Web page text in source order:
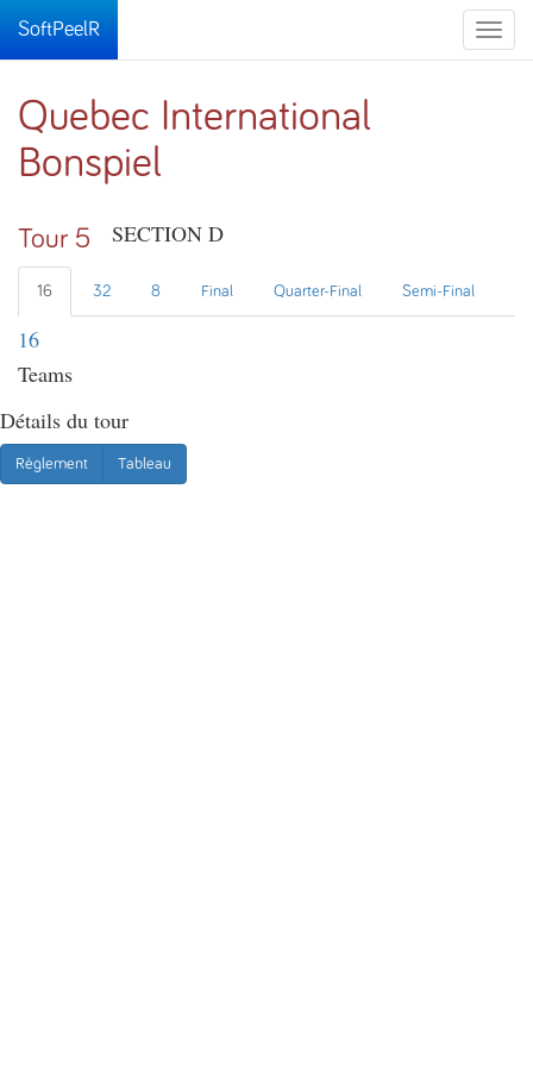
Toggle
SoftPeelR
Quebec International
Bonspiel
Tour 5 SECTION D
16 32 8 Final Quarter-Final Semi-Final
16
Teams
Détails du tour
Règlement Tableau